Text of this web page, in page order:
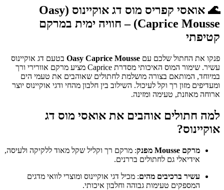
🌊 אואסי קפריס מוס דג אוקיינוס (Oasy
Caprice Mousse) – חוויה ימית במרקם
קטיפתי
פנקו את החתול שלכם עם Oasy Caprice Mousse בטעם דג אוקיינוס
עשיר. שימור המוס האיכותי מסדרת Caprice מציע מרקם אוורירי ורך
במיוחד, המותאם בצורה מושלמת לחתולים שאוהבים את טעמי הים
ומעדיפים מזון רך וקל לעיכול. השילוב בין חלבון מהחי ודגי אוקיינוס יוצר
ארוחה מאוזנת, טעימה ומזינה.
למה חתולים אוהבים את אואסי מוס דג
אוקיינוס?
מרקם Mousse מפנק
: מרקם רך וקליל שקל מאוד ללקיקה ולעיסה,
אידיאלי גם לחתולים בררנים.
עשיר ברכיבים מהים: מכיל דגי אוקיינוס ומוצרי לוואי מדגים
המספקים טעימות גבוהה וחלבון איכותי.